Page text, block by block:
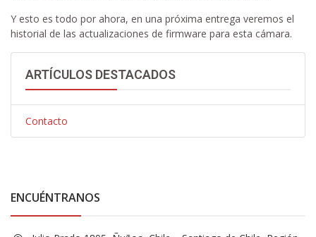
Y esto es todo por ahora, en una próxima entrega veremos el
historial de las actualizaciones de firmware para esta cámara.
ARTÍCULOS DESTACADOS
Contacto
ENCUÉNTRANOS